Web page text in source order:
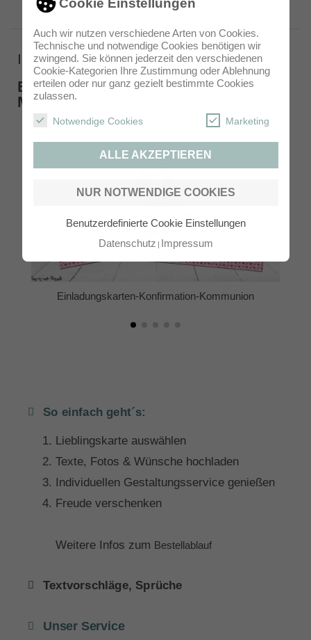
Cookie Einstellungen
Auch wir nutzen verschiedene Arten von Cookies.
Technische und notwendige Cookies benötigen wir
zwingend. Sie können jederzeit den verschiedenen
Cookie-Kategorien Ihre Zustimmung oder Ablehnung
erteilen oder nur ganz gezielt bestimmte Cookies
zulassen.
Notwendige Cookies Marketing
ALLE AKZEPTIEREN
NUR NOTWENDIGE COOKIES
Benutzerdefinierte Cookie Einstellungen
Datenschutz Impressum
Ihre Kartenauswahl
Einladung zur Kommunion mit Foto
Mädchen, pink rosa
Einladungskarten-Konfirmation-Kommunion
So einfach geht´s:
Lieblingskarte auswählen
Texte, Fotos & Wünsche hochladen
Individuellen Gestaltungsservice genießen
Freude verschenken
Weitere Infos zum Bestellablauf
Textvorschläge, Sprüche
Unser Service